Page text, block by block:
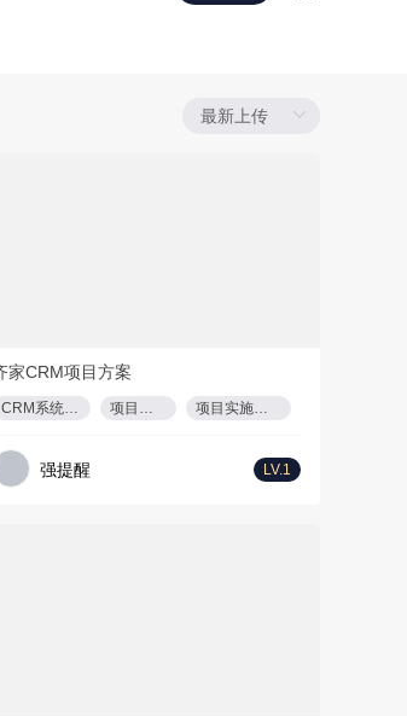
家CRM项目方案
CRM系统解决方案 项目需求理解 项目实施计划与方法
强提醒 LV.1